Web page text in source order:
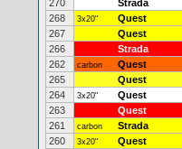
270
Strada
268
3x20" Quest
267
Quest
266
Strada
262
carbon Quest
265
Quest
264
3x20" Quest
263
Quest
261
carbon Strada
260
3x20" Quest